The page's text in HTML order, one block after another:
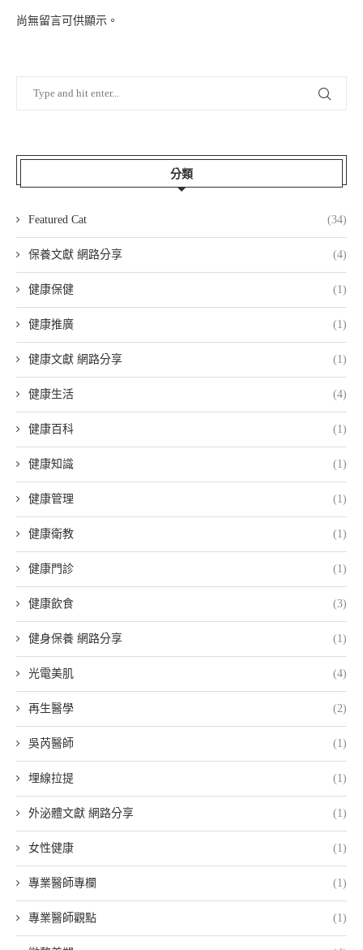
尚無留言可供顯示。
分類
Featured Cat (34)
保養文獻 網路分享 (4)
健康保健 (1)
健康推廣 (1)
健康文獻 網路分享 (1)
健康生活 (4)
健康百科 (1)
健康知識 (1)
健康管理 (1)
健康衛教 (1)
健康門診 (1)
健康飲食 (3)
健身保養 網路分享 (1)
光電美肌 (4)
再生醫學 (2)
吳芮醫師 (1)
埋線拉提 (1)
外泌體文獻 網路分享 (1)
女性健康 (1)
專業醫師專欄 (1)
專業醫師觀點 (1)